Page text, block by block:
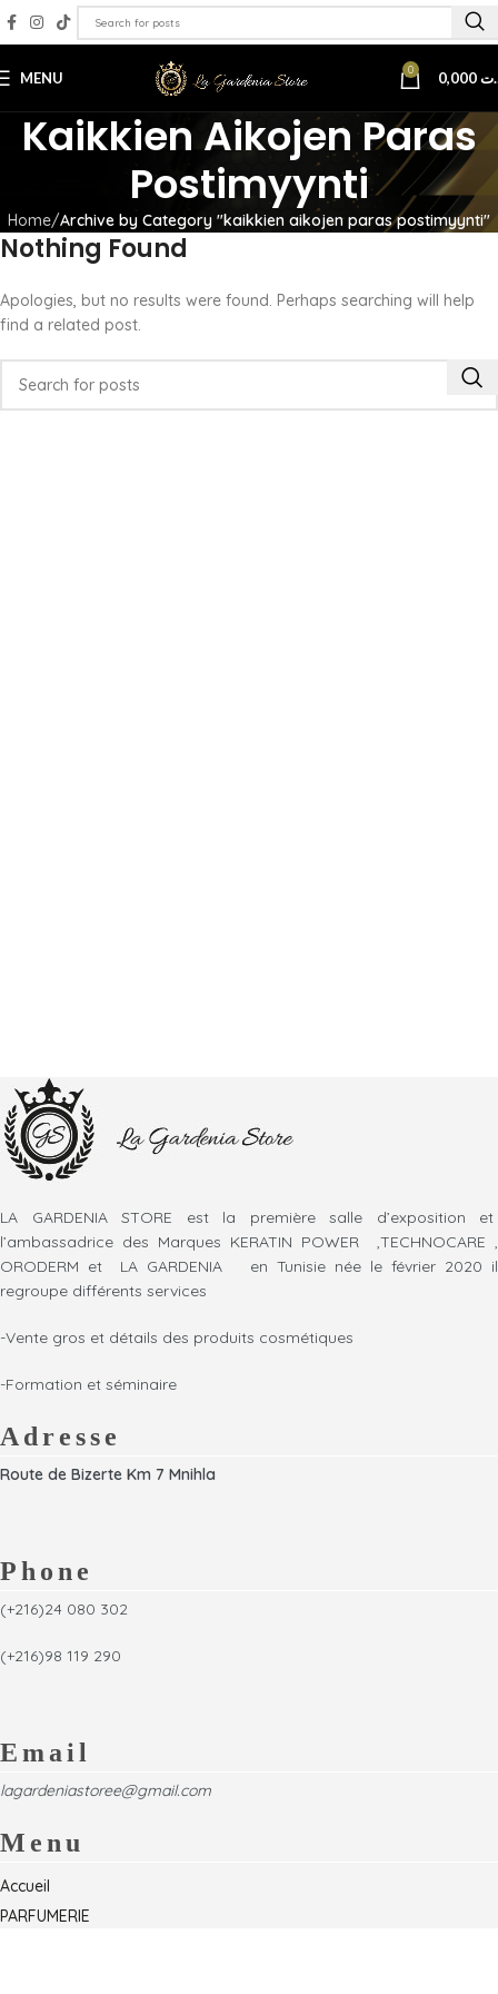
MENU 0
Kaikkien Aikojen Paras
Postimyynti
Home Archive by Category "kaikkien aikojen paras postimyynti"
Nothing Found
Apologies, but no results were found. Perhaps searching will help
find a related post.
LA GARDENIA STORE est la première salle d’exposition et
l’ambassadrice des Marques KERATIN POWER ,TECHNOCARE ,
ORODERM et LA GARDENIA en Tunisie née le février 2020 il
regroupe différents services
-Vente gros et détails des produits cosmétiques
-Formation et séminaire
Adresse
Route de Bizerte Km 7 Mnihla
Phone
(+216)24 080 302
(+216)98 119 290
Email
lagardeniastoree@gmail.com
Menu
Accueil
PARFUMERIE